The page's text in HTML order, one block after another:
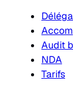
Audit
NDA
Tarifs